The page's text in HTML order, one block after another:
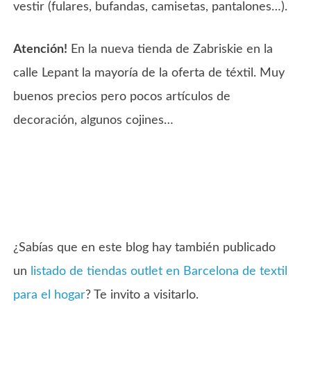
vestir (fulares, bufandas, camisetas, pantalones…).
Atención! En la nueva tienda de Zabriskie en la
calle Lepant la mayoría de la oferta de téxtil. Muy
buenos precios pero pocos artículos de
decoración, algunos cojines…
¿Sabías que en este blog hay también publicado
un
listado de tiendas outlet en Barcelona de textil
para el hogar? Te invito a visitarlo.